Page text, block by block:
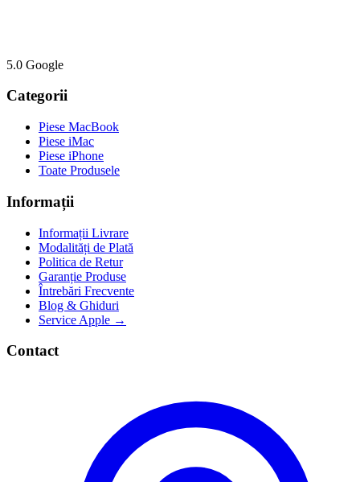
5.0 Google
Categorii
Piese MacBook
Piese iMac
Piese iPhone
Toate Produsele
Informații
Informații Livrare
Modalități de Plată
Politica de Retur
Garanție Produse
Întrebări Frecvente
Blog & Ghiduri
Service Apple →
Contact